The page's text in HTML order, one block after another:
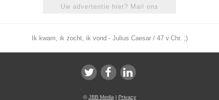
Uw advertentie hier? Mail ons
Ik kwam, ik zocht, ik vond - Julius Caesar / 47 v.Chr. ;)
© JBB Media| Privacy